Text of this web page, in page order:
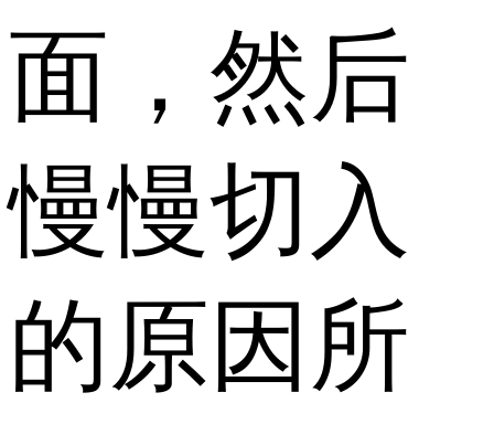
面，然后
慢慢切入
的原因所